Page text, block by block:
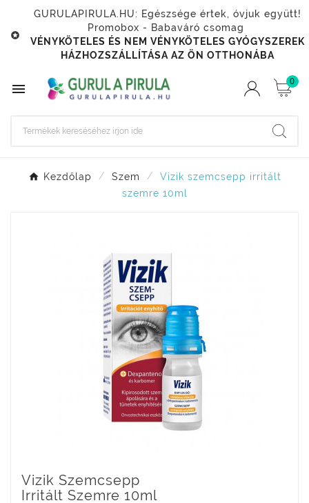

GURULAPIRULA.HU: Egészsége értek, óvjuk együtt!
Promobox - Babaváró csomag
VÉNYKÖTELES ÉS NEM VÉNYKÖTELES GYÓGYSZEREK
HÁZHOZSZÁLLÍTÁSA AZ ÖN OTTHONÁBA
 0
Kezdőlap Szem
Vizik szemcsepp irritált
szemre 10ml
Vizik Szemcsepp
Irritált Szemre 10ml